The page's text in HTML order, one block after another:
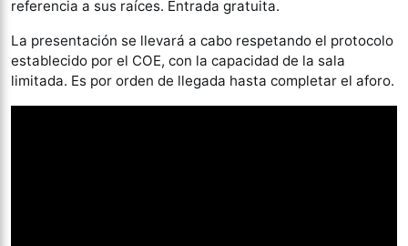
referencia a sus raíces. Entrada gratuita.
La presentación se llevará a cabo respetando el protocolo
establecido por el COE, con la capacidad de la sala
limitada. Es por orden de llegada hasta completar el aforo.